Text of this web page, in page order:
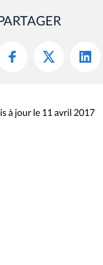
à jour le 11 avril 2017